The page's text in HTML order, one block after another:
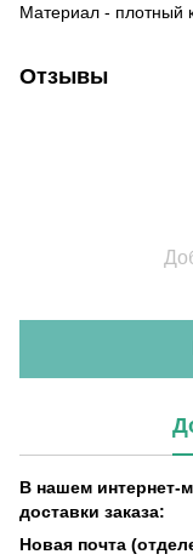
Материал - плотный
Отзывы
В нашем интернет-
доставки заказа:
Новая почта